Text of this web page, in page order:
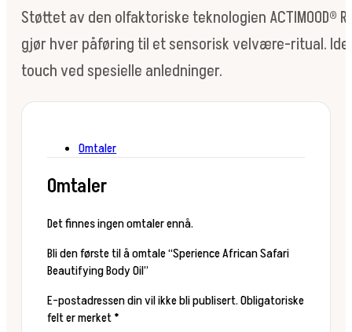
Støttet av den olfaktoriske teknologien
gjør hver påføring til et sensorisk velvære-ritual.
touch ved spesielle anledninger.
Omtaler
Omtaler
Det finnes ingen omtaler ennå.
Bli den første til å omtale “Sperience African Safari
Beautifying Body Oil”
E-postadressen din vil ikke bli publisert.Obligatoriske
felt er merket*